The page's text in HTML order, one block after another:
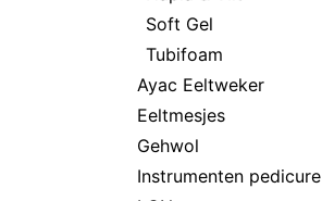
Soft Gel
Tubifoam
Ayac Eeltweker
Eeltmesjes
Gehwol
Instrumenten pedicure